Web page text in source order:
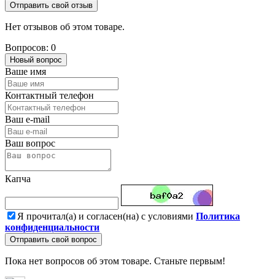
Отправить свой отзыв
Нет отзывов об этом товаре.
Вопросов: 0
Новый вопрос
Ваше имя
Контактный телефон
Ваш e-mail
Ваш вопрос
Капча
Я прочитал(а) и согласен(на) с условиями Политика
конфиденциальности
Отправить свой вопрос
Пока нет вопросов об этом товаре. Станьте первым!